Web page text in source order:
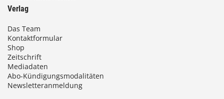
Verlag
Das Team
Kontaktformular
Shop
Zeitschrift
Mediadaten
Abo-Kündigungsmodalitäten
Newsletteranmeldung